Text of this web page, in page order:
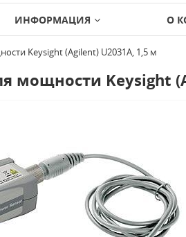
ИНФОРМАЦИЯ О
Keysight (Agilent) U2031A, 1,5 м
мощности Keysight